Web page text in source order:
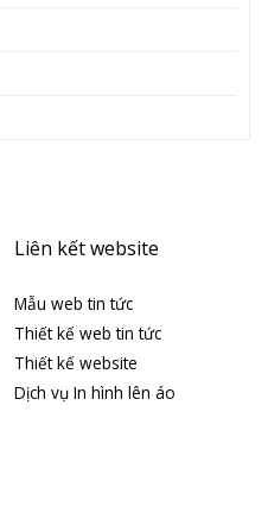
Liên kết website
Mẫu web tin tức
Thiết kế web tin tức
Thiết kế website
Dịch vụ In hình lên áo